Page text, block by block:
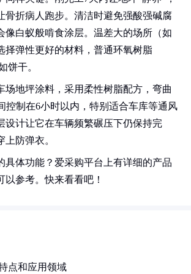
骨折病人跑步。清洁时避免强酸强碱腐
像白蚁般啃食涂层。温差大的场所（如
择弹性更好的材料，普通环氧树脂
饼干。
场地坪涂料，采用柔性树脂配方，弯曲
控制在6小时以内，特别适合车库等通风
设计让它在车辆频繁碾压下仍保持完
防弹衣。
具体功能？爱采购平台上有详细的产品
以参考。快来看看吧！
点和应用领域